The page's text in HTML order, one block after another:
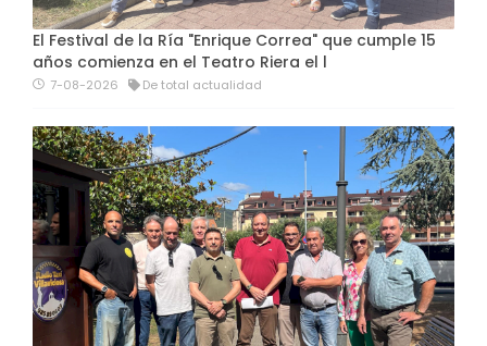
El Festival de la Ría "Enrique Correa" que cumple 15
años comienza en el Teatro Riera el l
7-08-2026 De total actualidad